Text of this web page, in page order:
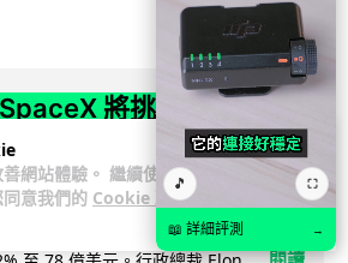
網站體驗。 繼續使用
意我們的 Cookie 政
將挑戰萬億年收
據中心上太空 Starlink 覆
季業績，受惠 Starlink 與 AI 業務帶動，
🎵 ⛶
📖 詳細評測 →